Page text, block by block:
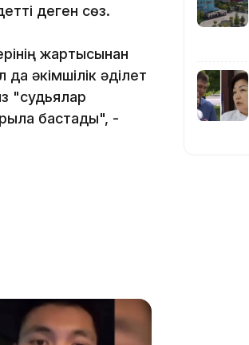
деген сөз.
жартысынан
әкімшілік әділет
"судьялар
бастады", -
08:12